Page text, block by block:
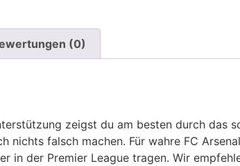
(0)
zeigst du am besten durch das
falsch machen. Für wahre FC
in der Premier League tragen. Wir